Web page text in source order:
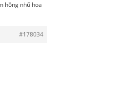
hồng nhũ hoa
#178034